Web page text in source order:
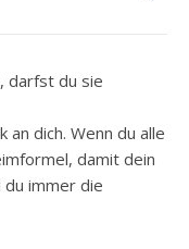
darfst du sie
an dich. Wenn du alle
damit dein
immer die